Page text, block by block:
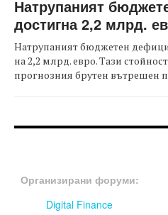
Натрупаният
достигна 2,2 млрд.
Натрупаният бюджетен
на 2,2 млрд. евро. Тази
прогнозния брутен вътрешен
Организирани форуми:
Digital Finance